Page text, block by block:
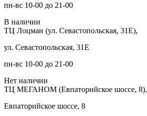
пн-вс 10-00 до 21-00
В наличии
ТЦ Лоцман (ул. Севастопольская, 31Е),
ул. Севастопольская, 31Е
пн-вс 10-00 до 21-00
Нет наличии
ТЦ МЕГАНОМ (Евпаторийское шоссе, 8),
Евпаторийское шоссе, 8